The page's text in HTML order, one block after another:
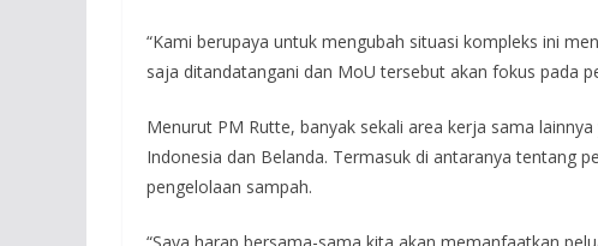
“Kami berupaya untuk mengubah situasi kompleks ini
saja ditandatangani dan MoU tersebut akan fokus pada
Menurut PM Rutte, banyak sekali area kerja sama
Indonesia dan Belanda. Termasuk di antaranya tentang
pengelolaan sampah.